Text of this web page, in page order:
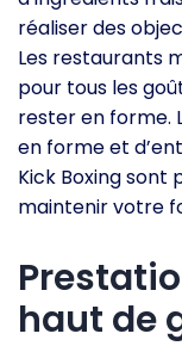
réaliser des
Les restaurants
pour tous les
rester en forme.
en forme et
Kick Boxing sont
maintenir votre
haut de